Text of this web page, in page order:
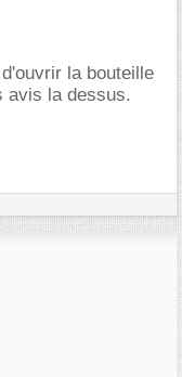
la bouteille
avis la dessus.